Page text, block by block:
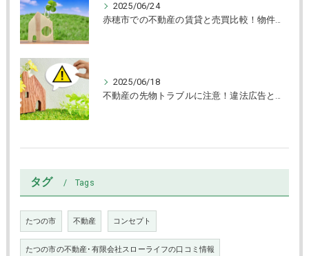
2025/06/24
赤穂市での不動産の賃貸と売買比較！物件タイプ別選び方ガイド
2025/06/18
不動産の先物トラブルに注意！違法広告と賃貸物件の見抜き方
タグ Tags
たつの市 不動産 コンセプト
たつの市の不動産･有限会社スローライフの口コミ情報